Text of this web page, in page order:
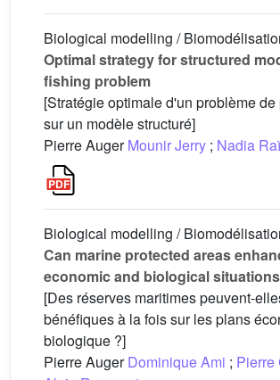
Biological modelling /
Optimal strategy for structured
fishing problem
[Stratégie optimale d'un problème
sur un modèle structuré]
Pierre AugerMounir Jerry ; Nadia
Biological modelling /
Can marine protected areas
economic and biological
[Des réserves maritimes peuvent-
bénéfiques à la fois sur les plans
biologique ?]
Pierre AugerDominique Ami ; Pierre